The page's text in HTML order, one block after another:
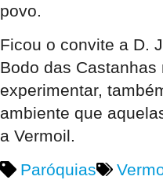
povo.
Ficou o convite a D.
Bodo das Castanhas
experimentar,
ambiente que
a Vermoil.
Paróquias